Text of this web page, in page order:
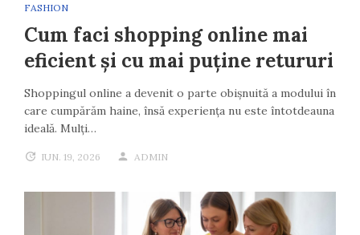
FASHION
Cum faci shopping online mai
eficient și cu mai puține retururi
Shoppingul online a devenit o parte obișnuită a modului în
care cumpărăm haine, însă experiența nu este întotdeauna
ideală. Mulți…
IUN. 19, 2026 ADMIN